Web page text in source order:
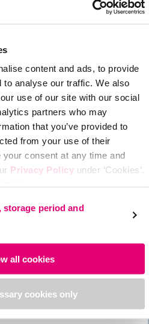
content and ads, to provide
to analyse our traffic. We also
use of our site with our social
partners who may
that you’ve provided to
from your use of their
consent at any time and
Privacy Policy under ‘Cookies’.
period and
all cookies
cookies only
Fehlstellungen oder
an Ihren Füßen auftreten.
und sorgen Sie in
oder Fachhandel für die
speziellen Einlagen.
medizinischen Fußpflege.
darauf, dass Sie weder
durch Strümpfe, vor
tragen.
vor Infektionen und gehen Sie
beispielsweise durch